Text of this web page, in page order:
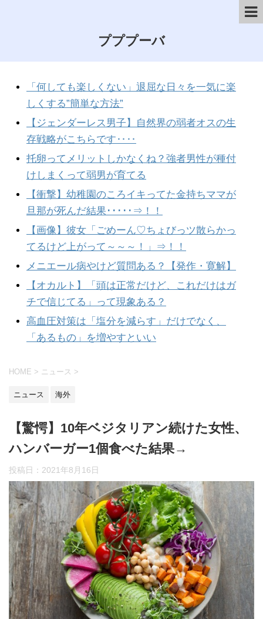
プププーバ
「何しても楽しくない」退屈な日々を一気に楽
しくする”簡単な方法”
【ジェンダーレス男子】自然界の弱者オスの生
存戦略がこちらです‥‥
托卵ってメリットしかなくね？強者男性が種付
けしまくって弱男が育てる
【衝撃】幼稚園のころイキってた金持ちママが
旦那が死んだ結果･････⇒！！
【画像】彼女「ごめーん♡ちょびっツ散らかっ
てるけど上がって～～～！」⇒！！
メニエール病やけど質問ある？【発作・寛解】
【オカルト】「頭は正常だけど、これだけはガ
チで信じてる」って現象ある？
高血圧対策は「塩分を減らす」だけでなく、
「あるもの」を増やすといい
HOME > ニュース >
ニュース 海外
【驚愕】10年ベジタリアン続けた女性、
ハンバーガー1個食べた結果→
投稿日： 2021年8月16日